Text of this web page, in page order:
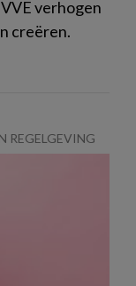
verhogen
creëren.
REGELGEVING